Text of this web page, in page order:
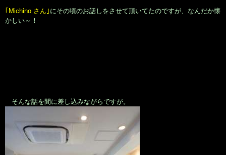
｢Michino さん｣ にその頃のお話しをさせて頂いてたのですが、なんだか懐
かしい～！
そんな話を間に差し込みながらですが。